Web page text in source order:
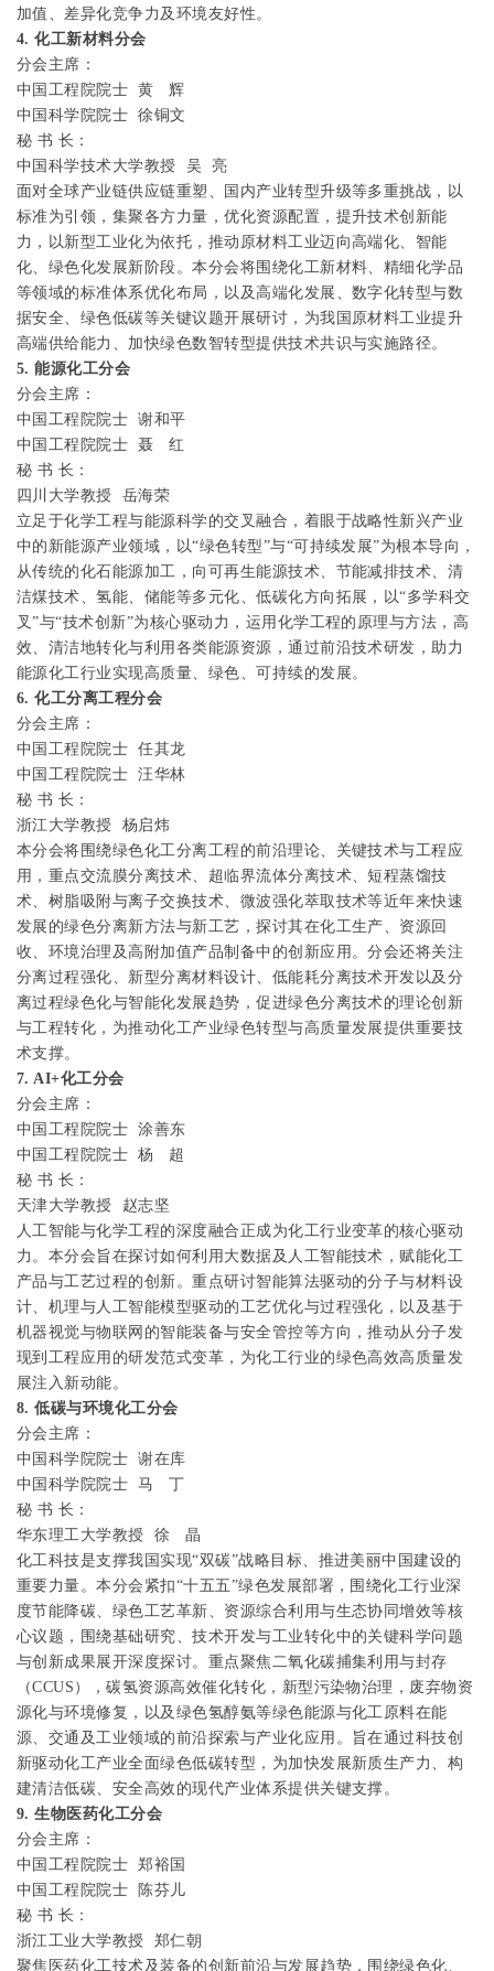
加值、差异化竞争力及环境友好性。
4.化工新材料分会
分会主席：
中国工程院院士
黄
辉
中国科学院院士
徐铜文
秘 书 长：
中国科学技术大学教授
吴
亮
面对全球产业链供应链重塑、国内产业转型升级等多重挑战，以
标准为引领，集聚各方力量，优化资源配置，提升技术创新能
力，以新型工业化为依托，推动原材料工业迈向高端化、智能
化、绿色化发展新阶段。本分会将围绕化工新材料、精细化学品
等领域的标准体系优化布局，以及高端化发展、数字化转型与数
据安全、绿色低碳等关键议题开展研讨，为我国原材料工业提升
高端供给能力、加快绿色数智转型提供技术共识与实施路径。
5.能源化工分会
分会主席：
中国工程院院士
谢和平
中国工程院院士
聂
红
秘 书 长：
四川大学教授
岳海荣
立足于化学工程与能源科学的交叉融合，着眼于战略性新兴产业
中的新能源产业领域，以“绿色转型”与“可持续发展”为根本导向，
从传统的化石能源加工，向可再生能源技术、节能减排技术、清
洁煤技术、氢能、储能等多元化、低碳化方向拓展，以“多学科交
叉”与“技术创新”为核心驱动力，运用化学工程的原理与方法，高
效、清洁地转化与利用各类能源资源，通过前沿技术研发，助力
能源化工行业实现高质量、绿色、可持续的发展。
6.化工分离工程分会
分会主席：
中国工程院院士
任其龙
中国工程院院士
汪华林
秘 书 长：
浙江大学教授
杨启炜
本分会将围绕绿色化工分离工程的前沿理论、关键技术与工程应
用，重点交流膜分离技术、超临界流体分离技术、短程蒸馏技
术、树脂吸附与离子交换技术、微波强化萃取技术等近年来快速
发展的绿色分离新方法与新工艺，探讨其在化工生产、资源回
收、环境治理及高附加值产品制备中的创新应用。分会还将关注
分离过程强化、新型分离材料设计、低能耗分离技术开发以及分
离过程绿色化与智能化发展趋势，促进绿色分离技术的理论创新
与工程转化，为推动化工产业绿色转型与高质量发展提供重要技
术支撑。
7. AI+化工分会
分会主席：
中国工程院院士
涂善东
中国工程院院士
杨
超
秘 书 长：
天津大学教授
赵志坚
人工智能与化学工程的深度融合正成为化工行业变革的核心驱动
力。本分会旨在探讨如何利用大数据及人工智能技术，赋能化工
产品与工艺过程的创新。重点研讨智能算法驱动的分子与材料设
计、机理与人工智能模型驱动的工艺优化与过程强化，以及基于
机器视觉与物联网的智能装备与安全管控等方向，推动从分子发
现到工程应用的研发范式变革，为化工行业的绿色高效高质量发
展注入新动能。
8.低碳与环境化工分会
分会主席：
中国科学院院士
谢在库
中国科学院院士 马
丁
秘 书 长：
华东理工大学教授
徐
晶
化工科技是支撑我国实现“双碳”战略目标、推进美丽中国建设的
重要力量。本分会紧扣“十五五”绿色发展部署，围绕化工行业深
度节能降碳、绿色工艺革新、资源综合利用与生态协同增效等核
心议题，围绕基础研究、技术开发与工业转化中的关键科学问题
与创新成果展开深度探讨。重点聚焦二氧化碳捕集利用与封存
（CCUS ），碳氢资源高效催化转化，新型污染物治理，废弃物资
源化与环境修复，以及绿色氢醇氨等绿色能源与化工原料在能
源、交通及工业领域的前沿探索与产业化应用。旨在通过科技创
新驱动化工产业全面绿色低碳转型，为加快发展新质生产力、构
建清洁低碳、安全高效的现代产业体系提供关键支撑。
9.生物医药化工分会
分会主席：
中国工程院院士
郑裕国
中国工程院院士
陈芬儿
秘 书 长：
浙江工业大学教授
郑仁朝
聚焦医药化工技术及装备的创新前沿与发展趋势，围绕绿色化、